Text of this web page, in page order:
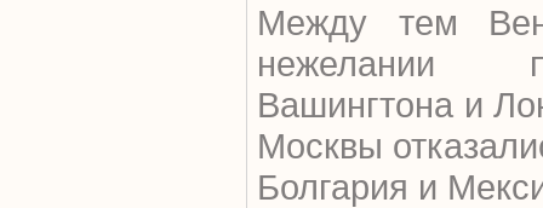
Между тем
нежелании
Вашингтона и
Москвы
Болгария и